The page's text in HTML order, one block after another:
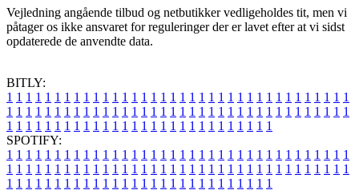
Vejledning angående tilbud og netbutikker vedligeholdes tit, men vi
påtager os ikke ansvaret for reguleringer der er lavet efter at vi sidst
opdaterede de anvendte data.
BITLY:
1 1 1 1 1 1 1 1 1 1 1 1 1 1 1 1 1 1 1 1 1 1 1 1 1 1 1 1 1 1 1 1 1 1 1 1
1 1 1 1 1 1 1 1 1 1 1 1 1 1 1 1 1 1 1 1 1 1 1 1 1 1 1 1 1 1 1 1 1 1 1 1
1 1 1 1 1 1 1 1 1 1 1 1 1 1 1 1 1 1 1 1 1 1 1 1 1 1 1 1
SPOTIFY:
1 1 1 1 1 1 1 1 1 1 1 1 1 1 1 1 1 1 1 1 1 1 1 1 1 1 1 1 1 1 1 1 1 1 1 1
1 1 1 1 1 1 1 1 1 1 1 1 1 1 1 1 1 1 1 1 1 1 1 1 1 1 1 1 1 1 1 1 1 1 1 1
1 1 1 1 1 1 1 1 1 1 1 1 1 1 1 1 1 1 1 1 1 1 1 1 1 1 1 1